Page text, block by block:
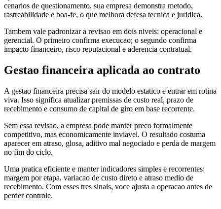
cenarios de questionamento, sua empresa demonstra metodo,
rastreabilidade e boa-fe, o que melhora defesa tecnica e juridica.
Tambem vale padronizar a revisao em dois niveis: operacional e
gerencial. O primeiro confirma execucao; o segundo confirma
impacto financeiro, risco reputacional e aderencia contratual.
Gestao financeira aplicada ao contrato
A gestao financeira precisa sair do modelo estatico e entrar em rotina
viva. Isso significa atualizar premissas de custo real, prazo de
recebimento e consumo de capital de giro em base recorrente.
Sem essa revisao, a empresa pode manter preco formalmente
competitivo, mas economicamente inviavel. O resultado costuma
aparecer em atraso, glosa, aditivo mal negociado e perda de margem
no fim do ciclo.
Uma pratica eficiente e manter indicadores simples e recorrentes:
margem por etapa, variacao de custo direto e atraso medio de
recebimento. Com esses tres sinais, voce ajusta a operacao antes de
perder controle.